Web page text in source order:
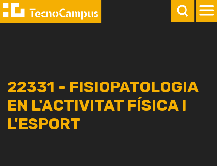
22331 - FISIOPATOLOGIA
EN L'ACTIVITAT FÍSICA I
L'ESPORT